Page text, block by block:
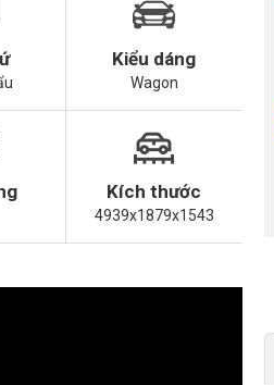
Kiểu dáng
Wagon
Kích thước
4939x1879x1543